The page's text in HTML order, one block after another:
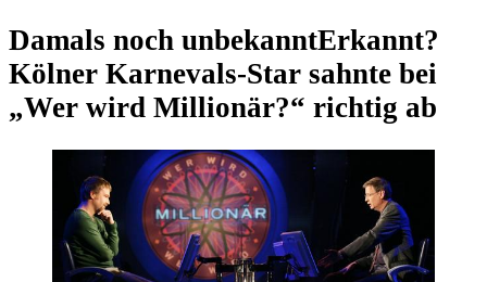
Damals noch unbekanntErkannt?
Kölner Karnevals-Star sahnte bei
„Wer wird Millionär?“ richtig ab